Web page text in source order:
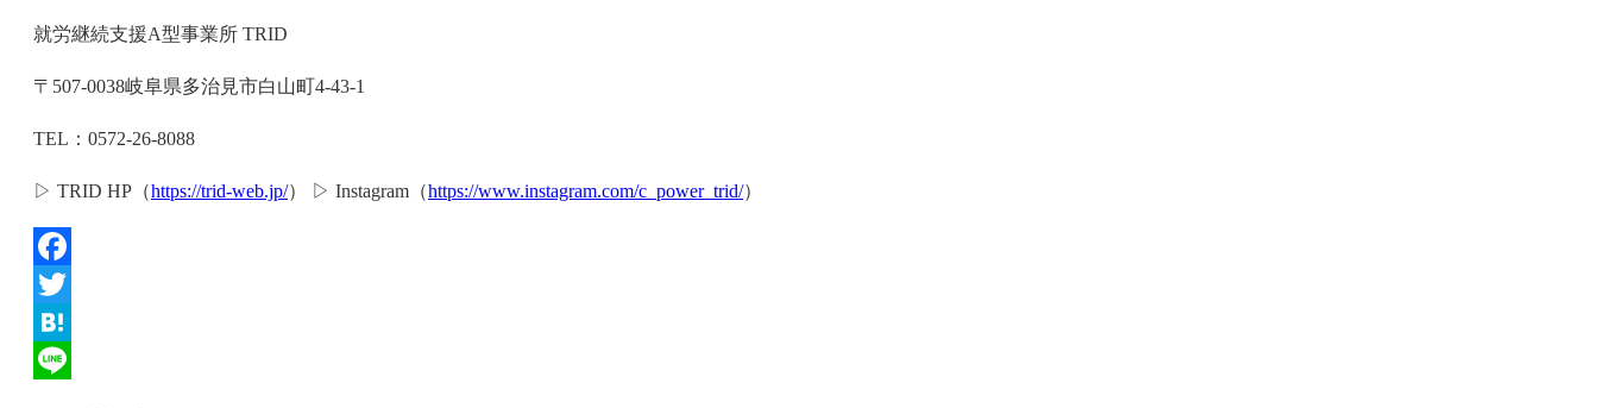
就労継続支援A型事業所 TRID
〒507-0038岐阜県多治見市白山町4-43-1
TEL：0572-26-8088
▷ TRID HP（https://trid-web.jp/） ▷ Instagram（https://www.instagram.com/c_power_trid/）
Facebook
Twitter
Hatena